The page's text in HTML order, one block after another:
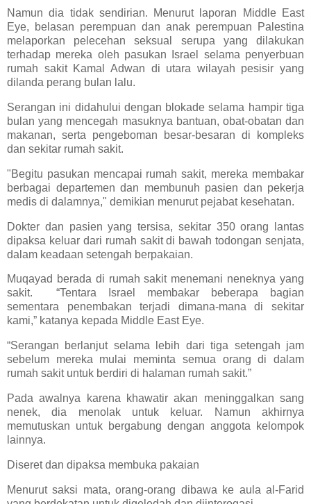
Namun dia tidak sendirian. Menurut laporan Middle East
Eye, belasan perempuan dan anak perempuan Palestina
melaporkan pelecehan seksual serupa yang dilakukan
terhadap mereka oleh pasukan Israel selama penyerbuan
rumah sakit Kamal Adwan di utara wilayah pesisir yang
dilanda perang bulan lalu.
Serangan ini didahului dengan blokade selama hampir tiga
bulan yang mencegah masuknya bantuan, obat-obatan dan
makanan, serta pengeboman besar-besaran di kompleks
dan sekitar rumah sakit.
"Begitu pasukan mencapai rumah sakit, mereka membakar
berbagai departemen dan membunuh pasien dan pekerja
medis di dalamnya," demikian menurut pejabat kesehatan.
Dokter dan pasien yang tersisa, sekitar 350 orang lantas
dipaksa keluar dari rumah sakit di bawah todongan senjata,
dalam keadaan setengah berpakaian.
Muqayad berada di rumah sakit menemani neneknya yang
sakit. “Tentara Israel membakar beberapa bagian
sementara penembakan terjadi dimana-mana di sekitar
kami,” katanya kepada Middle East Eye.
“Serangan berlanjut selama lebih dari tiga setengah jam
sebelum mereka mulai meminta semua orang di dalam
rumah sakit untuk berdiri di halaman rumah sakit.”
Pada awalnya karena khawatir akan meninggalkan sang
nenek, dia menolak untuk keluar. Namun akhirnya
memutuskan untuk bergabung dengan anggota kelompok
lainnya.
Diseret dan dipaksa membuka pakaian
Menurut saksi mata, orang-orang dibawa ke aula al-Farid